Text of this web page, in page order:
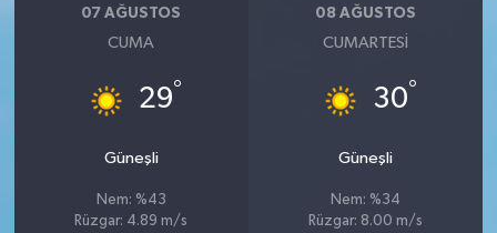
07 AĞUSTOS
CUMA
29°
Güneşli
Nem: %43
Rüzgar: 4.89 m/s
08 AĞUSTOS
CUMARTESI
30°
Güneşli
Nem: %34
Rüzgar: 8.00 m/s